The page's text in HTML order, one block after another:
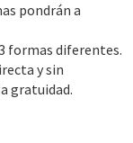
pondrán a
formas diferentes.
y sin
gratuidad.